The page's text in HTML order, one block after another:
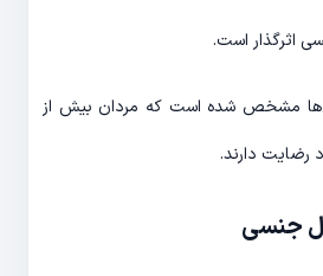
اثرگذار است.
مشخص شده است که مردان بیش از
رضایت دارند.
جنسی